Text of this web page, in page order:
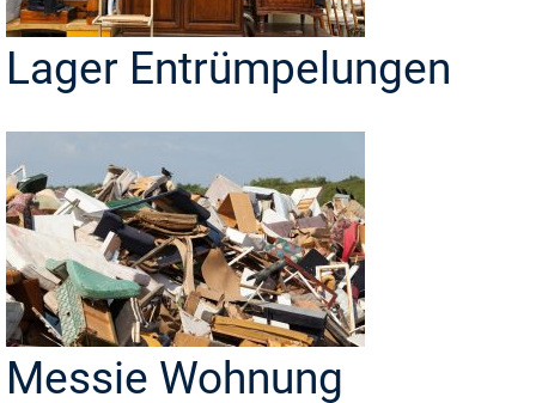
Lager Entrümpelungen
Messie Wohnung